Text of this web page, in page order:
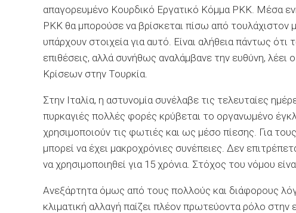
απαγορευμένο Κουρδικό Εργατικό Κόμμα PKK. Μέσα
PKK θα μπορούσε να βρίσκεται πίσω από
υπάρχουν στοιχεία για αυτό. Είναι αλήθεια πάντως
επιθέσεις, αλλά συνήθως αναλάμβανε την ευθύνη,
Κρίσεων στην Τουρκία.
Στην Ιταλία, η αστυνομία συνέλαβε τις τελευταίες
πυρκαγιές πολλές φορές κρύβεται το οργανωμένο
χρησιμοποιούν τις φωτιές και ως μέσο πίεσης. Για
μπορεί να έχει μακροχρόνιες συνέπειες. Δεν
να χρησιμοποιηθεί για 15 χρόνια. Στόχος του νόμου
Ανεξάρτητα όμως από τους πολλούς και διάφορους
κλιματική αλλαγή παίζει πλέον πρωτεύοντα ρόλο